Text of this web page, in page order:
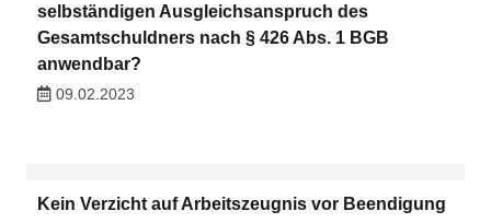
selbständigen Ausgleichsanspruch des
Gesamtschuldners nach § 426 Abs. 1 BGB
anwendbar?
09.02.2023
Kein Verzicht auf Arbeitszeugnis vor Beendigung